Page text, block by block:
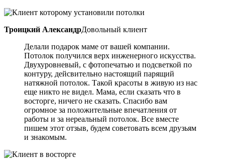
Троицкий АлександрДовольный клиент
Делали подарок маме от вашей компании.
Потолок получился верх инженерного искусства.
Двухуровневый, с фотопечатью и подсветкой по
контуру, дейсвительно настоящий парящий
натяжной потолок. Такой красоты в живую из нас
еще никто не видел. Мама, если сказать что в
восторге, ничего не сказать. Спасибо вам
огромное за положительные впечатления от
работы и за нереальный потолок. Все вместе
пишем этот отзыв, будем советовать всем друзьям
и знакомым.